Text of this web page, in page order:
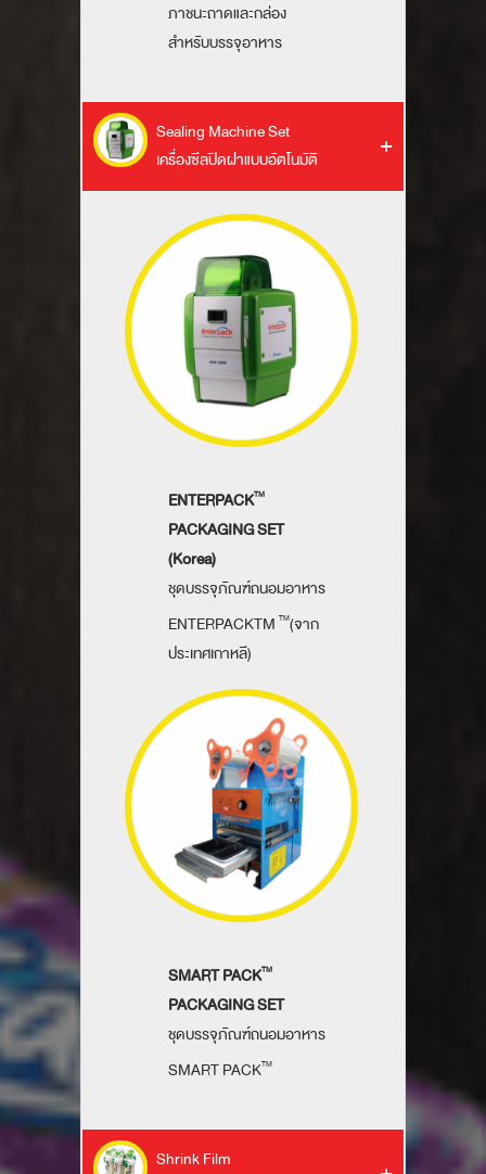
ภาชนะถาดและกล่อง
สำหรับบรรจุอาหาร
Sealing Machine Set
เครื่องซีลปิดฝาแบบอัตโนมัติ
ENTERPACKTM
PACKAGING SET
(Korea)
ชุดบรรจุภัณฑ์ถนอมอาหาร
ENTERPACKTM TM(จาก
ประเทศเกาหลี)
SMART PACKTM
PACKAGING SET
ชุดบรรจุภัณฑ์ถนอมอาหาร
SMART PACKTM
Shrink Film